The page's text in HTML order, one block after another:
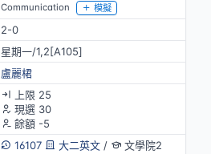
Communication
模擬
2-0
星期一/1,2[A105]
盧麗桾
上限 25
現選 30
餘額 -5
16107
大二英文/ 文學院2